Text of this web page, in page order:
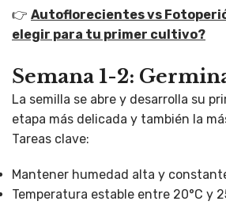
👉 Autoflorecientes vs
elegir para tu primer cultivo?
Semana 1-2:
La semilla se abre y desarrolla su
etapa más delicada y también la
Tareas clave:
Mantener humedad alta y
Temperatura estable entre 20°C y